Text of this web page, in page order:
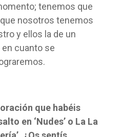
tenemos que
nosotros tenemos
y ellos la de un
cuanto se
que habéis
en ‘Nudes’ o La La